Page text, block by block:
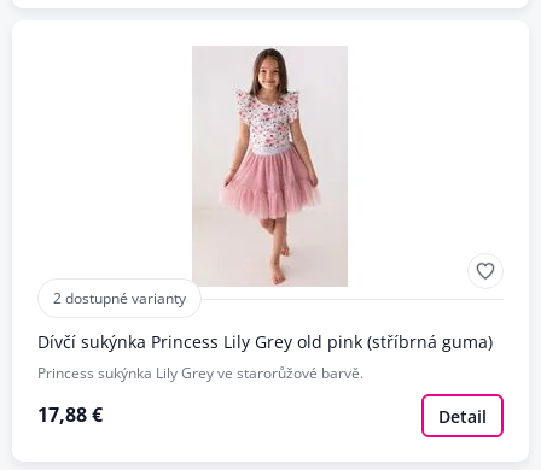
2 dostupné varianty
Dívčí sukýnka Princess Lily Grey old pink (stříbrná guma)
Princess sukýnka Lily Grey ve starorůžové barvě.
17,88 € Detail